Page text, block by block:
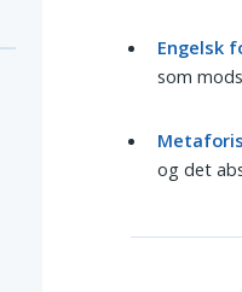
Engelsk
som
og det